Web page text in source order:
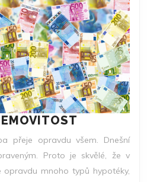
NA
přeje opravdu všem. Dnešní
Proto je skvělé, že v
opravdu mnoho typů hypotéky,